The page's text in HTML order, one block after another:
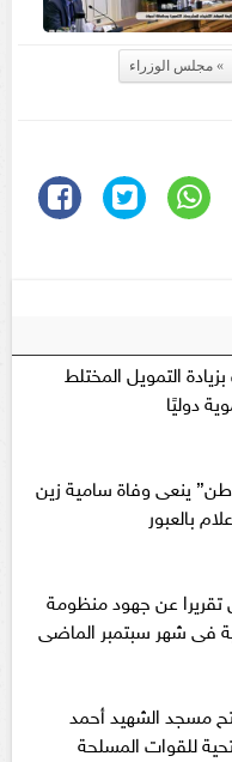
مجلس الوزراء
التمويل المختلط
دوليًا
ينعى وفاة سامية زين
بالعبور
عن جهود منظومة
فى شهر سبتمبر الماضى
مسجد الشهيد أحمد
للقوات المسلحة